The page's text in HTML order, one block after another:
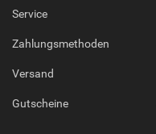
Service
Zahlungsmethoden
Versand
Gutscheine